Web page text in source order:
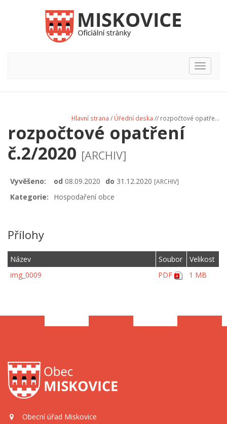
Hlavní
nabídka
Hlavní strana / Úřední deska // rozpočtové opatře...
rozpočtové opatření
č.2/2020 [ARCHIV]
Vyvěšeno: od 08.09.2020 do 31.12.2020 [ARCHIV]
Kategorie: Hospodaření obce
Přílohy
Název Soubor
Velikost
img_0009
PDF 1 MB
Obecní úřad Miskovice